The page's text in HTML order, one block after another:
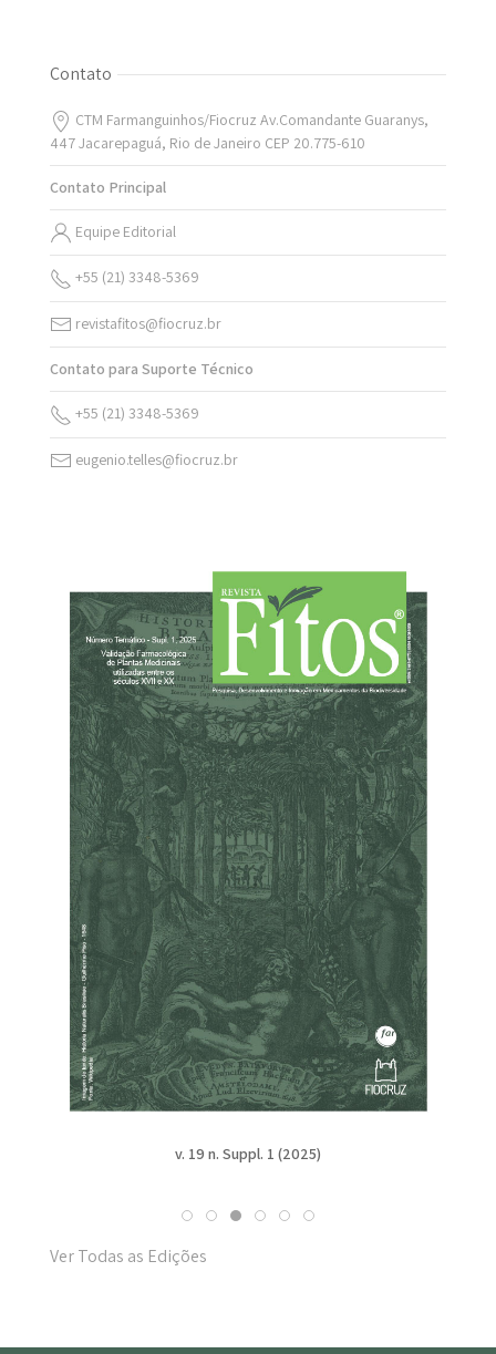
Contato
CTM Farmanguinhos/Fiocruz Av.Comandante Guaranys,
447 Jacarepaguá, Rio de Janeiro CEP 20.775-610
Contato Principal
Equipe Editorial
+55 (21) 3348-5369
revistafitos@fiocruz.br
Contato para Suporte Técnico
+55 (21) 3348-5369
eugenio.telles@fiocruz.br
v. 19 n. Suppl. 1 (2025)
Ver Todas as Edições